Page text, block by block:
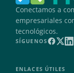
Conectamos a
empresariales
tecnológicos.
SÍGUENOS
ENLACES ÚTILES